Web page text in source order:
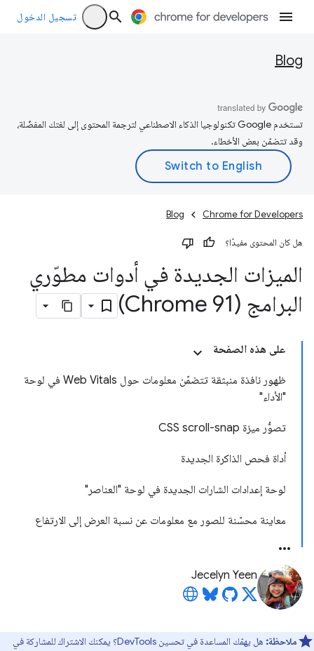
تسجيل الدخول
Blog
تستخدم Google تكنولوجيا الذكاء الاصطناعي لترجمة المحتوى إلى لغتك المفضّلة،
وقد تتضمّن بعض الأخطاء.
Chrome for Developers
Blog
هل كان المحتوى مفيدًا؟
الميزات الجديدة في أدوات مطوّري
البرامج (Chrome 91)
على هذه الصفحة
ظهور نافذة منبثقة تتضمّن معلومات حول Web Vitals في لوحة
"الأداء"
تصوُّر ميزة CSS scroll-snap
أداة فحص الذاكرة الجديدة
لوحة إعدادات الشارات الجديدة في لوحة "العناصر"
معاينة محسّنة للصور مع معلومات عن نسبة العرض إلى الارتفاع
Jecelyn Yeen
ملاحظة: هل يهمّك المساعدة في تحسين DevTools؟ يمكنك الاشتراك للمشاركة في